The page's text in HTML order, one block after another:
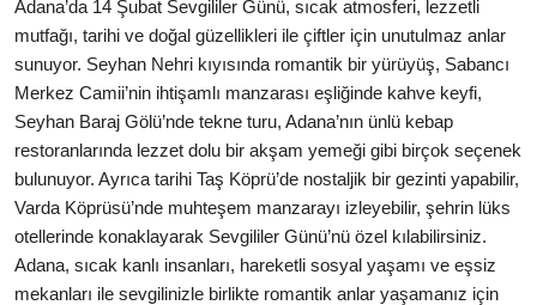
Şehirler
Gezilecek Yerler
Tarih & Mitoloji
Yeme İçme Rehberi
Kamp & Doğa
Seyahat İpuçları & Vize
Adana’da 14 Şubat Sevgililer Günü, sıcak atmosferi, lezzetli
mutfağı, tarihi ve doğal güzellikleri ile çiftler için unutulmaz anlar
sunuyor. Seyhan Nehri kıyısında romantik bir yürüyüş, Sabancı
Merkez Camii’nin ihtişamlı manzarası eşliğinde kahve keyfi,
Seyhan Baraj Gölü’nde tekne turu, Adana’nın ünlü kebap
restoranlarında lezzet dolu bir akşam yemeği gibi birçok seçenek
bulunuyor. Ayrıca tarihi Taş Köprü’de nostaljik bir gezinti yapabilir,
Varda Köprüsü’nde muhteşem manzarayı izleyebilir, şehrin lüks
otellerinde konaklayarak Sevgililer Günü’nü özel kılabilirsiniz.
Adana, sıcak kanlı insanları, hareketli sosyal yaşamı ve eşsiz
mekanları ile sevgilinizle birlikte romantik anlar yaşamanız için